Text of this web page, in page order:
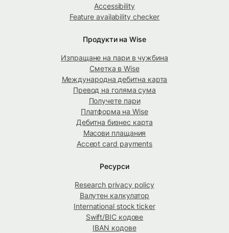
Accessibility
Feature availability checker
Продукти на Wise
Изпращане на пари в чужбина
Сметка в Wise
Международна дебитна карта
Превод на голяма сума
Получете пари
Платформа на Wise
Дебитна бизнес карта
Масови плащания
Accept card payments
Ресурси
Research privacy policy
Валутен калкулатор
International stock ticker
Swift/BIC кодове
IBAN кодове